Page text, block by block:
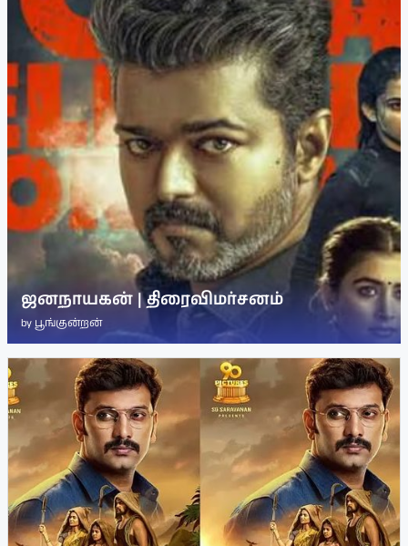
ஜனநாயகன் | திரைவிமர்சனம்
by பூங்குன்றன்